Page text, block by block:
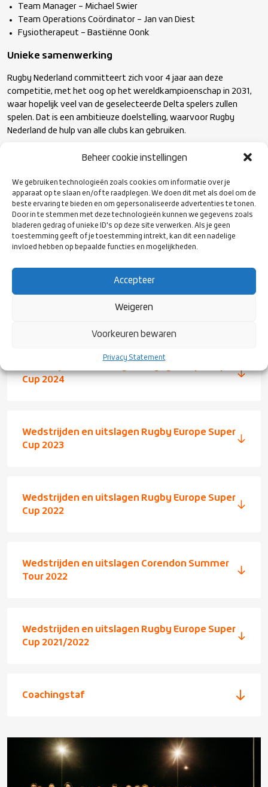
Beheer cookie instellingen
We gebruiken technologieën zoals cookies om informatie over je
apparaat op te slaan en/of te raadplegen. We doen dit met als doel om de
beste ervaring te bieden en om gepersonaliseerde advertenties te tonen.
Door in te stemmen met deze technologieën kunnen we gegevens zoals
bladeren gedrag of unieke ID's op deze site verwerken. Als je geen
toestemming geeft of je toestemming intrekt, kan dit een nadelige
invloed hebben op bepaalde functies en mogelijkheden.
Accepteer
Weigeren
Voorkeuren bewaren
Privacy Statement
Team Manager – Michael Swier
Team Operations Coördinator – Jan van Diest
Fysiotherapeut – Bastiënne Oonk
Unieke samenwerking
Rugby Nederland committeert zich voor 4 jaar aan deze
competitie, met het oog op het wereldkampioenschap in 2031,
waar hopelijk veel van de geselecteerde Delta spelers zullen
spelen. Dat is een ambitieuze doelstelling, waarvoor Rugby
Nederland de hulp van alle clubs kan gebruiken.
In seizoen 2025-2026 hebben verschillende Ereklasseclub hun
hand opgestoken om hierbij financieel en organisatorisch te
ondersteunen. Samen met Rugby Club Eemland, Rugby Club ’t
Gooi, Haagsche Rugby Club, RFC Haarlem, Rugbyclub The Dukes
hebben we afspraken gemaakt over kwaliteitsimpulsen bij de
clubs, coaches en spelers teneinde Delta tot een succes te
maken voor ALLE fans.
Uiteindelijk willen we samen met alle clubs toewerken naar
betere rugbyers en coaches in Nederland, maar ook een betere
fanbeleving voor onze fans. Heb jij ideeën hierover, meld je dan bij
Cup 2024
Wedstrijden en uitslagen Rugby Europe Super
Cup 2023
Wedstrijden en uitslagen Rugby Europe Super
Cup 2022
Wedstrijden en uitslagen Corendon Summer
Tour 2022
Wedstrijden en uitslagen Rugby Europe Super
Cup 2021/2022
Coachingstaf